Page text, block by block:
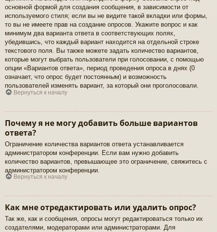
основной формой для создания сообщения, в зависимости от
используемого стиля; если вы не видите такой вкладки или формы,
то вы не имеете прав на создание опросов. Укажите вопрос и как
минимум два варианта ответа в соответствующих полях,
убедившись, что каждый вариант находится на отдельной строке
текстового поля. Вы также можете задать количество вариантов,
которые могут выбрать пользователи при голосовании, с помощью
опции «Вариантов ответа», период проведения опроса в днях (0
означает, что опрос будет постоянным) и возможность
пользователей изменять вариант, за который они проголосовали.
Вернуться к началу
Почему я не могу добавить больше вариантов
ответа?
Ограничение количества вариантов ответа устанавливается
администратором конференции. Если вам нужно добавить
количество вариантов, превышающее это ограничение, свяжитесь с
администратором конференции.
Вернуться к началу
Как мне отредактировать или удалить опрос?
Так же, как и сообщения, опросы могут редактироваться только их
создателями, модераторами или администраторами. Для